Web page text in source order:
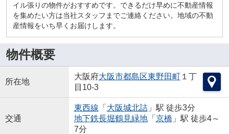
イル張りの物件がおすすめです。できるだけ早めに不動産情報
を集めたい方は当社スタッフまでご連絡ください。地域の不動
産情報をいち早くお届けします。
物件概要
所在地
大阪府大阪市都島区東野田町１丁
目10-3
交通
東西線 「 大阪城北詰」駅 徒歩3分
地下鉄長堀鶴見緑地「 京橋 」駅 徒歩4～
7分